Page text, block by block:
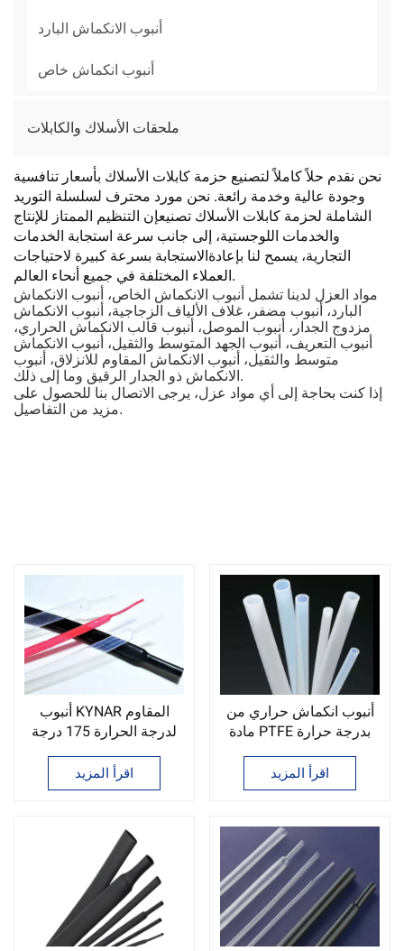
أنبوب الانكماش البارد
أنبوب انكماش خاص
ملحقات الأسلاك والكابلات
نحن نقدم حلاً كاملاً لتصنيع حزمة كابلات الأسلاك بأسعار تنافسية
وجودة عالية وخدمة رائعة. نحن مورد محترف لسلسلة التوريد
الشاملة لحزمة كابلات الأسلاك تصنيعإن التنظيم الممتاز للإنتاج
والخدمات اللوجستية، إلى جانب سرعة استجابة الخدمات
التجارية، يسمح لنا بإعادةالاستجابة بسرعة كبيرة لاحتياجات
العملاء المختلفة في جميع أنحاء العالم.
مواد العزل لدينا تشمل أنبوب الانكماش الخاص، أنبوب الانكماش
البارد، أنبوب مضفر، غلاف الألياف الزجاجية، أنبوب الانكماش
مزدوج الجدار، أنبوب الموصل، أنبوب قالب الانكماش الحراري،
أنبوب التعريف، أنبوب الجهد المتوسط ​​والثقيل، أنبوب الانكماش
متوسط ​​​​والثقيل، أنبوب الانكماش المقاوم للانزلاق، أنبوب
الانكماش ذو الجدار الرقيق وما إلى ذلك.
إذا كنت بحاجة إلى أي مواد عزل، يرجى الاتصال بنا للحصول على
مزيد من التفاصيل.
أنبوب KYNAR المقاوم
لدرجة الحرارة 175 درجة
مئوية
اقرأ المزيد
أنبوب انكماش حراري من
مادة PTFE بدرجة حرارة
عالية تصل إلى 260 درجة
مئوية
اقرأ المزيد